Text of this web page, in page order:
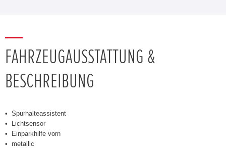
FAHRZEUGAUSSTATTUNG &
BESCHREIBUNG
Spurhalteassistent
Lichtsensor
Einparkhilfe vorn
metallic